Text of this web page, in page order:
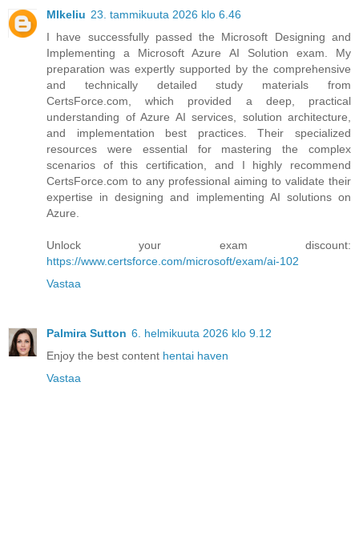
MIkeliu 23. tammikuuta 2026 klo 6.46
I have successfully passed the Microsoft Designing and
Implementing a Microsoft Azure AI Solution exam. My
preparation was expertly supported by the comprehensive
and technically detailed study materials from
CertsForce.com, which provided a deep, practical
understanding of Azure AI services, solution architecture,
and implementation best practices. Their specialized
resources were essential for mastering the complex
scenarios of this certification, and I highly recommend
CertsForce.com to any professional aiming to validate their
expertise in designing and implementing AI solutions on
Azure.
Unlock your exam discount:
https://www.certsforce.com/microsoft/exam/ai-102
Vastaa
Palmira Sutton 6. helmikuuta 2026 klo 9.12
Enjoy the best content hentai haven
Vastaa